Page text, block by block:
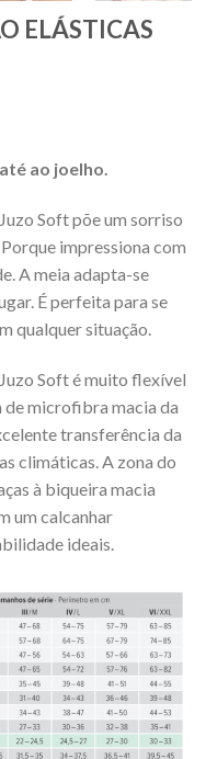
ELÁSTICAS
ao joelho.
Soft põe um sorriso
impressiona com
A meia adapta-se
É perfeita para se
qualquer situação.
Soft é muito flexível
de microfibra macia da
transferência da
climáticas. A zona do
à biqueira macia
um calcanhar
ideais.